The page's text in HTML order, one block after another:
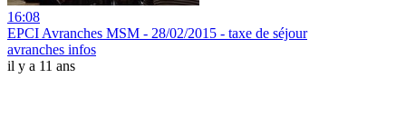
16:08
EPCI Avranches MSM - 28/02/2015 - taxe de séjour
avranches infos
il y a 11 ans